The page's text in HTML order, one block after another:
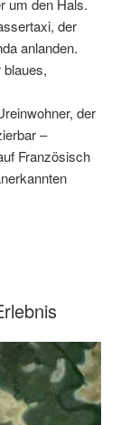
um den Hals.
der
anlanden.
blaues,
der
–
Französisch